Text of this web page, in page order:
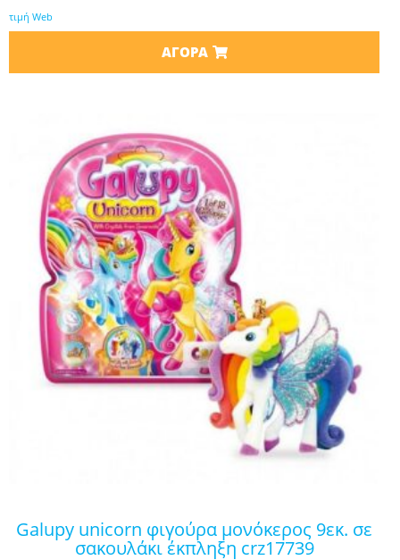
τιμή Web
ΑΓΟΡΆ
galupy unicorn φιγούρα μονόκερος 9εκ. σε
σακουλάκι έκπληξη crz17739